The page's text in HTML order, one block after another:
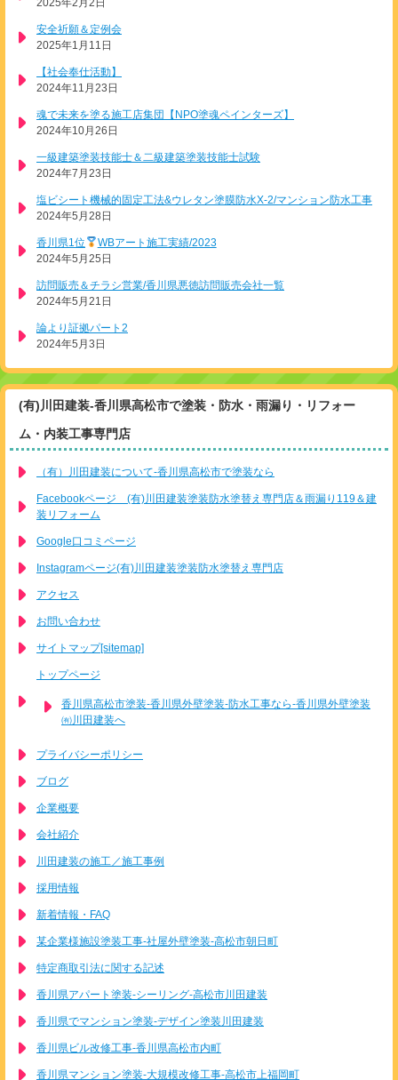
2025年2月2日
安全祈願＆定例会
2025年1月11日
【社会奉仕活動】
2024年11月23日
魂で未来を塗る施工店集団【NPO塗魂ペインターズ】
2024年10月26日
一級建築塗装技能士＆二級建築塗装技能士試験
2024年7月23日
塩ビシート機械的固定工法&ウレタン塗膜防水X-2/マンション防水工事
2024年5月28日
香川県1位
WBアート施工実績/2023
2024年5月25日
訪問販売＆チラシ営業/香川県悪徳訪問販売会社一覧
2024年5月21日
論より証拠パート2
2024年5月3日
(有)川田建装-香川県高松市で塗装・防水・雨漏り・リフォー
ム・内装工事専門店
（有）川田建装について-香川県高松市で塗装なら
Facebookページ (有)川田建装塗装防水塗替え専門店＆雨漏り119＆建
装リフォーム
Google口コミページ
Instagramページ(有)川田建装塗装防水塗替え専門店
アクセス
お問い合わせ
サイトマップ[sitemap]
トップページ
香川県高松市塗装-香川県外壁塗装-防水工事なら-香川県外壁塗装
㈲川田建装へ
プライバシーポリシー
ブログ
企業概要
会社紹介
川田建装の施工／施工事例
採用情報
新着情報・FAQ
某企業様施設塗装工事-社屋外壁塗装-高松市朝日町
特定商取引法に関する記述
香川県アパート塗装-シーリング-高松市川田建装
香川県でマンション塗装-デザイン塗装川田建装
香川県ビル改修工事-香川県高松市内町
香川県マンション塗装-大規模改修工事-高松市上福岡町